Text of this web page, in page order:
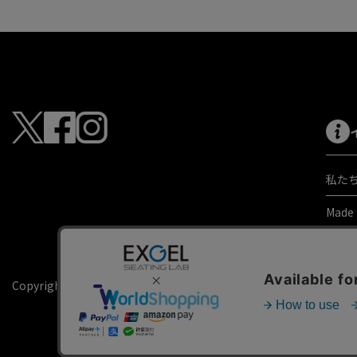
Copyright © KAJI co.,ltd. All rights reserved.
私た
よく